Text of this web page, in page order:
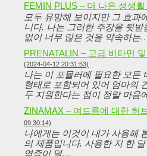
FEMIN PLUS – 더 나은 성생활
모두 유망해 보이지만 그 효과
니다. 나는 그러한 주장을 뒷
없이 너무 많은 것을 약속하는
PRENATALIN – 고급 비타민
(2024-04-12 20:31:53)
나는 이 포뮬러에 필요한 모든
형태로 포함되어 있어 엄마의
두 지원한다는 점이 정말 마음
ZINAMAX – 여드름에 대한 허
09:30:14)
나에게는 이것이 내가 사용해
의 제품입니다. 사용한 지 한
염증이 덜…